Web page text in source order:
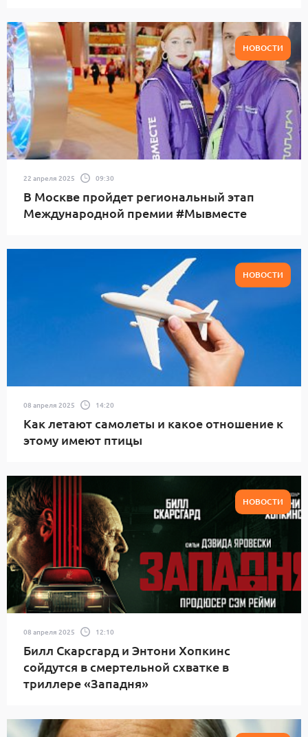
НОВОСТИ
22 апреля 2025 09:30
В Москве пройдет региональный этап
Международной премии #Мывместе
НОВОСТИ
08 апреля 2025 14:20
Как летают самолеты и какое отношение к
этому имеют птицы
НОВОСТИ
08 апреля 2025 12:10
Билл Скарсгард и Энтони Хопкинс
сойдутся в смертельной схватке в
триллере «Западня»